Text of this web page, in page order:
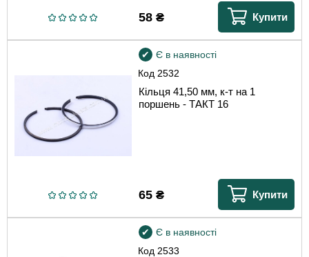
58₴ Купити
Код 2532
Є в наявності
Кільця 41,50 мм, к-т на 1
поршень - ТАКТ 16
65₴ Купити
Код 2533
Є в наявності